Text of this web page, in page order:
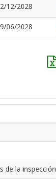
12/2028
06/2028
de la inspección